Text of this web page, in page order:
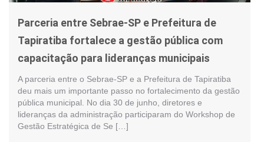
Parceria entre Sebrae-SP e Prefeitura de
Tapiratiba fortalece a gestão pública com
capacitação para lideranças municipais
A parceria entre o Sebrae-SP e a Prefeitura de Tapiratiba
deu mais um importante passo no fortalecimento da gestão
pública municipal. No dia 30 de junho, diretores e
lideranças da administração participaram do Workshop de
Gestão Estratégica de Se […]